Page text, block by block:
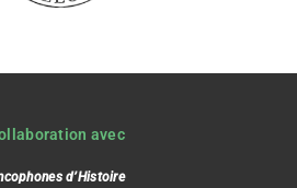
avec
d’Histoire